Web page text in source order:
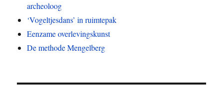
archeoloog
‘Vogeltjesdans’ in ruimtepak
Eenzame overlevingskunst
De methode Mengelberg